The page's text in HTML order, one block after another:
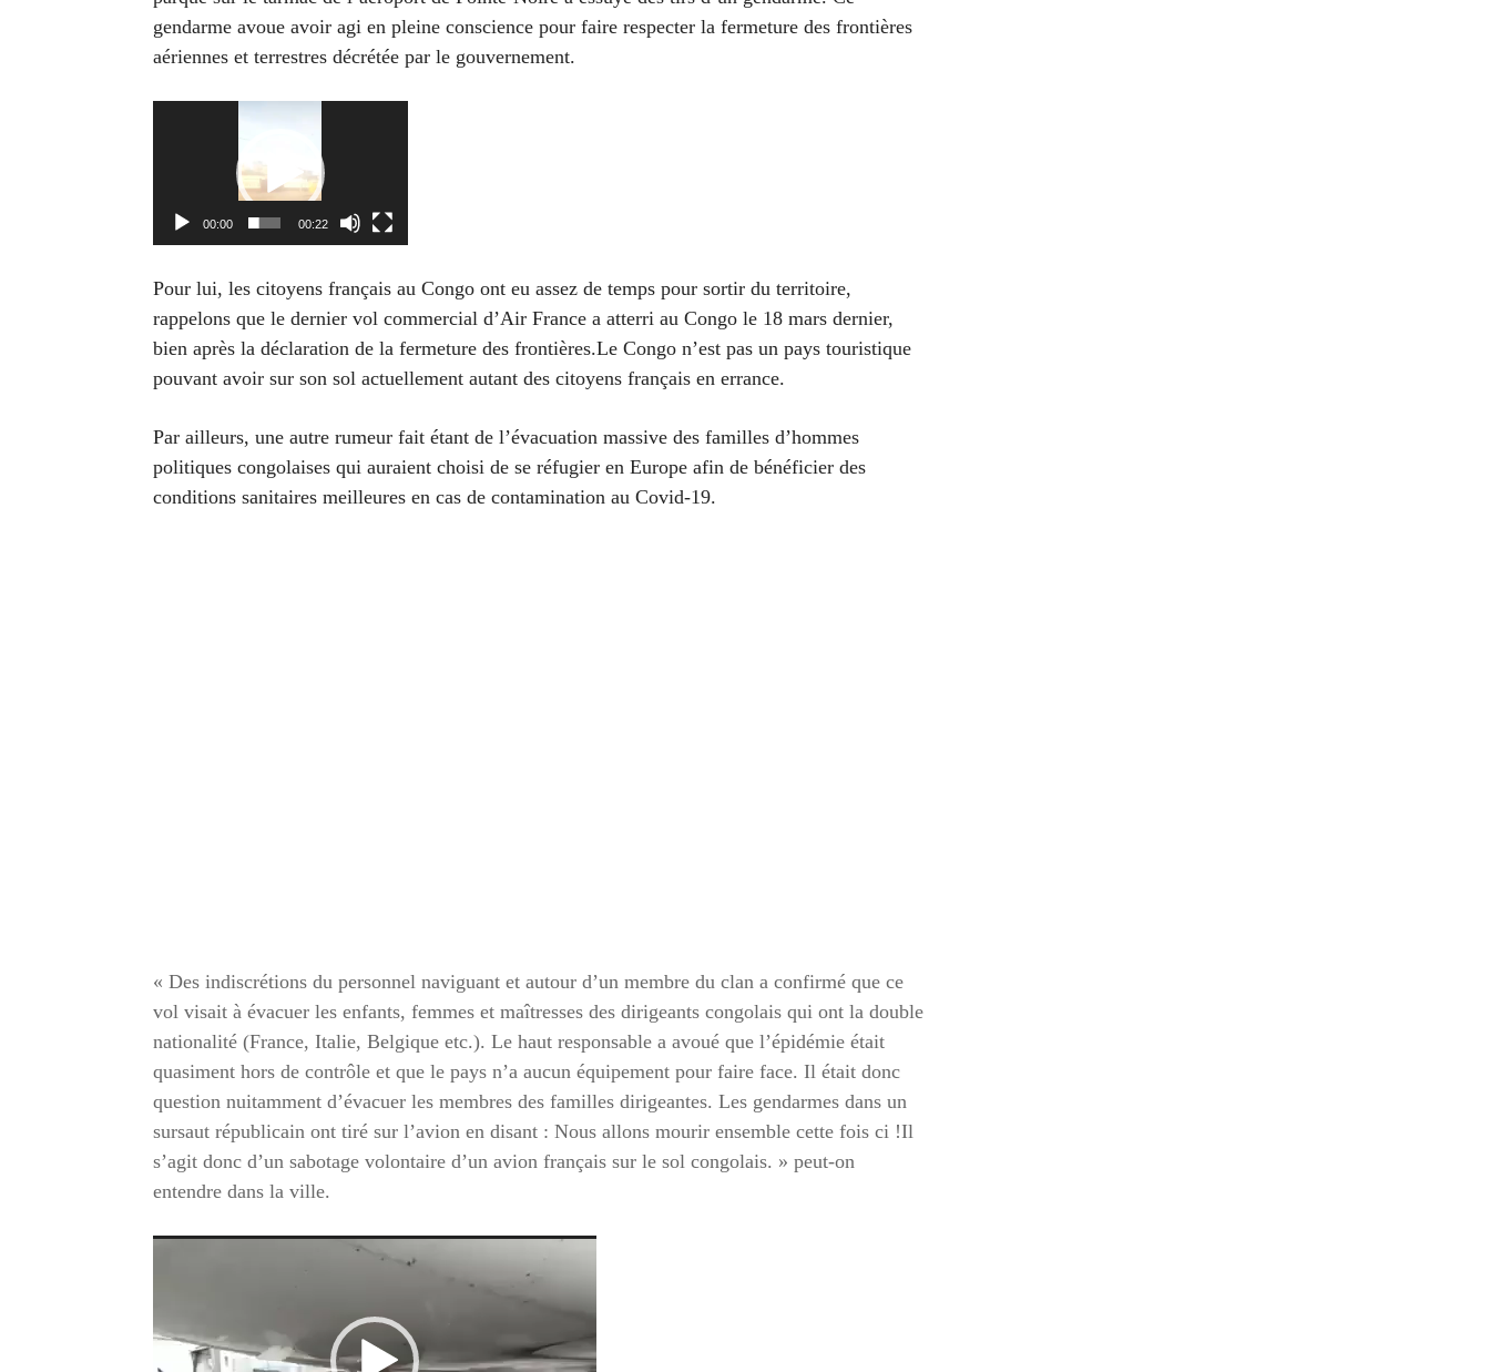
gendarme avoue avoir agi en pleine conscience pour faire respecter la fermeture des frontières
aériennes et terrestres décrétée par le gouvernement.
00:00 00:22
Pour lui, les citoyens français au Congo ont eu assez de temps pour sortir du territoire,
rappelons que le dernier vol commercial d’Air France a atterri au Congo le 18 mars dernier,
bien après la déclaration de la fermeture des frontières.Le Congo n’est pas un pays touristique
pouvant avoir sur son sol actuellement autant des citoyens français en errance.
Par ailleurs, une autre rumeur fait étant de l’évacuation massive des familles d’hommes
politiques congolaises qui auraient choisi de se réfugier en Europe afin de bénéficier des
conditions sanitaires meilleures en cas de contamination au Covid-19.
« Des indiscrétions du personnel naviguant et autour d’un membre du clan a confirmé que ce
vol visait à évacuer les enfants, femmes et maîtresses des dirigeants congolais qui ont la double
nationalité (France, Italie, Belgique etc.). Le haut responsable a avoué que l’épidémie était
quasiment hors de contrôle et que le pays n’a aucun équipement pour faire face. Il était donc
question nuitamment d’évacuer les membres des familles dirigeantes. Les gendarmes dans un
sursaut républicain ont tiré sur l’avion en disant : Nous allons mourir ensemble cette fois ci !Il
s’agit donc d’un sabotage volontaire d’un avion français sur le sol congolais. » peut-on
entendre dans la ville.